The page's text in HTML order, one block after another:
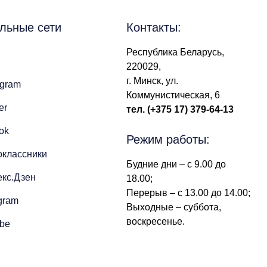
сети Контакты:
Республика Беларусь,
220029,
г. Минск, ул.
Коммунистическая, 6
тел. (+375 17) 379-64-13
Режим работы:
Будние дни – с 9.00 до
18.00;
Перерыв – с 13.00 до 14.00;
Выходные – суббота,
воскресенье.